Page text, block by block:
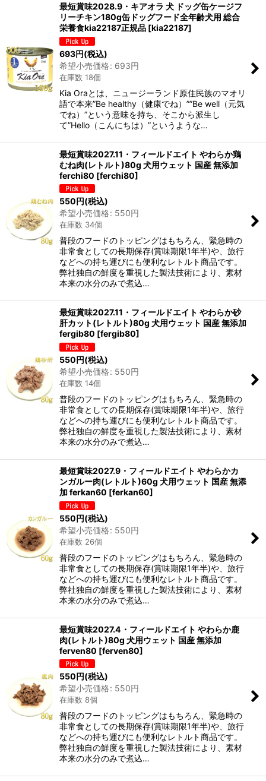
最短賞味2028.9・キアオラ 犬 ドッグ缶ケージフ
リーチキン180g缶ドッグフード全年齢犬用 総合
栄養食kia22187正規品 [kia22187]
693円(税込)
希望小売価格: 693円
在庫数 18個
Kia Oraとは、ニュージーランド原住民族のマオリ
語で本来”Be healthy（健康でね）””Be well（元気
でね）”という意味を持ち、そこから派生し
て”Hello（こんにちは）”というような…
最短賞味2027.11・フィールドエイト やわらか鶏
むね肉(レトルト)80g 犬用ウェット 国産 無添加
ferchi80 [ferchi80]
550円(税込)
希望小売価格: 550円
在庫数 34個
普段のフードのトッピングはもちろん、緊急時の
非常食としての長期保存(賞味期限1年半)や、旅行
などへの持ち運びにも便利なレトルト商品です。
弊社独自の鮮度を重視した製法技術により、素材
本来の水分のみで煮込…
最短賞味2027.11・フィールドエイト やわらか砂
肝カット(レトルト)80g 犬用ウェット 国産 無添加
fergib80 [fergib80]
550円(税込)
希望小売価格: 550円
在庫数 14個
普段のフードのトッピングはもちろん、緊急時の
非常食としての長期保存(賞味期限1年半)や、旅行
などへの持ち運びにも便利なレトルト商品です。
弊社独自の鮮度を重視した製法技術により、素材
本来の水分のみで煮込…
最短賞味2027.9・フィールドエイト やわらかカ
ンガルー肉(レトルト)60g 犬用ウェット 国産 無添
加 ferkan60 [ferkan60]
550円(税込)
希望小売価格: 550円
在庫数 26個
普段のフードのトッピングはもちろん、緊急時の
非常食としての長期保存(賞味期限1年半)や、旅行
などへの持ち運びにも便利なレトルト商品です。
弊社独自の鮮度を重視した製法技術により、素材
本来の水分のみで煮込…
最短賞味2027.4・フィールドエイト やわらか鹿
肉(レトルト)80g 犬用ウェット 国産 無添加
ferven80 [ferven80]
550円(税込)
希望小売価格: 550円
在庫数 8個
普段のフードのトッピングはもちろん、緊急時の
非常食としての長期保存(賞味期限1年半)や、旅行
などへの持ち運びにも便利なレトルト商品です。
弊社独自の鮮度を重視した製法技術により、素材
本来の水分のみで煮込…